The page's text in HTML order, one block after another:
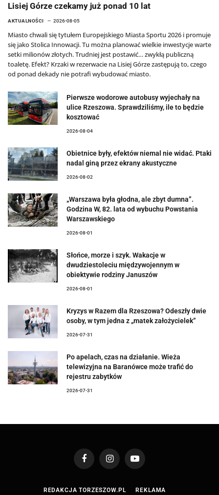
Lisiej Górze czekamy już ponad 10 lat
AKTUALNOŚCI 2026-08-05
Miasto chwali się tytułem Europejskiego Miasta Sportu 2026 i promuje
się jako Stolica Innowacji. Tu można planować wielkie inwestycje warte
setki milionów złotych. Trudniej jest postawić… zwykłą publiczną
toaletę. Efekt? Krzaki w rezerwacie na Lisiej Górze zastępują to, czego
od ponad dekady nie potrafi wybudować miasto.
Pierwsze wodorowe autobusy wyjechały na
ulice Rzeszowa. Sprawdziliśmy, ile to będzie
kosztować
2026-08-04
Obietnice były, efektów niemal nie widać. Ptaki
nadal giną przez ekrany akustyczne
2026-08-02
„Warszawa była głodna, ale zbyt dumna”.
Godzina W, 82. lata od wybuchu Powstania
Warszawskiego
2026-08-01
Słońce, morze i szyk. Wakacje w
dwudziestoleciu międzywojennym w
obiektywie rodziny Januszów
2026-08-01
Kryzys w Razem dla Rzeszowa? Odeszły dwie
osoby, w tym jedna z „matek założycielek”
2026-07-31
Po apelach, czas na działanie. Wieża
telewizyjna na Baranówce może trafić do
rejestru zabytków
2026-07-31
FacebookInstagramYouTube
REDAKCJA TORZESZOW.PL REKLAMA